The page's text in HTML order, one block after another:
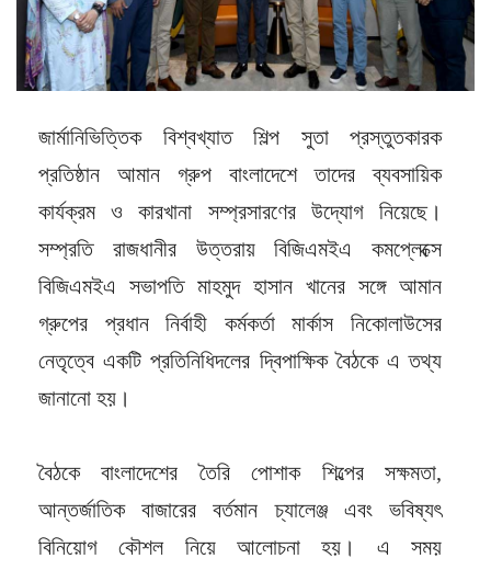
জার্মানিভিত্তিক বিশ্বখ্যাত শিল্প সুতা প্রস্তুতকারক
প্রতিষ্ঠান আমান গ্রুপ বাংলাদেশে তাদের ব্যবসায়িক
কার্যক্রম ও কারখানা সম্প্রসারণের উদ্যোগ নিয়েছে।
সম্প্রতি রাজধানীর উত্তরায় বিজিএমইএ কমপ্লেক্সে
বিজিএমইএ সভাপতি মাহমুদ হাসান খানের সঙ্গে আমান
গ্রুপের প্রধান নির্বাহী কর্মকর্তা মার্কাস নিকোলাউসের
নেতৃত্বে একটি প্রতিনিধিদলের দ্বিপাক্ষিক বৈঠকে এ তথ্য
জানানো হয়।
বৈঠকে বাংলাদেশের তৈরি পোশাক শিল্পের সক্ষমতা,
আন্তর্জাতিক বাজারের বর্তমান চ্যালেঞ্জ এবং ভবিষ্যৎ
বিনিয়োগ কৌশল নিয়ে আলোচনা হয়। এ সময়